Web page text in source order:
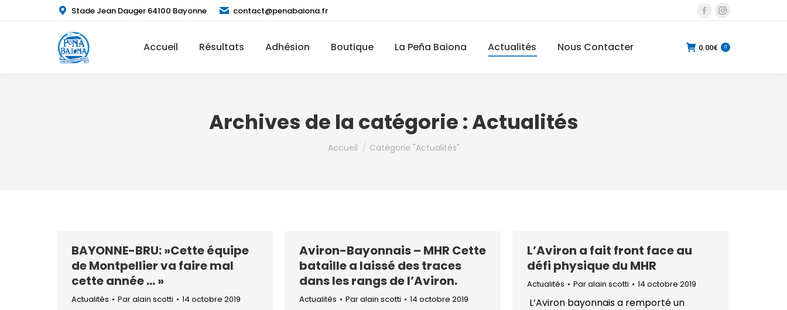
Stade Jean Dauger 64100 Bayonne contact@penabaiona.fr
La
Facebook
La
Instagram
Accueil Résultats Adhésion Boutique La Peña Baiona Actualités Nous Contacter 0.00€ 0
Archives de la catégorie :Actualités
Vous êtes ici :
Accueil Catégorie "Actualités"
BAYONNE-BRU: »Cette équipe
de Montpellier va faire mal
cette année … »
Actualités Paralain scotti 14 octobre 2019
Aviron-Bayonnais – MHR Cette
bataille a laissé des traces
dans les rangs de l’Aviron.
Actualités Paralain scotti 14 octobre 2019
L’Aviron a fait front face au
défi physique du MHR
Actualités Paralain scotti 14 octobre 2019
L’Aviron bayonnais a remporté un